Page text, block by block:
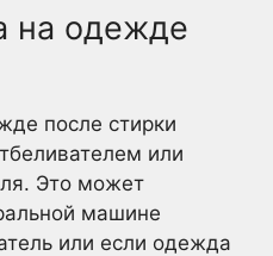
на одежде
после стирки
или
Это может
машине
или если одежда